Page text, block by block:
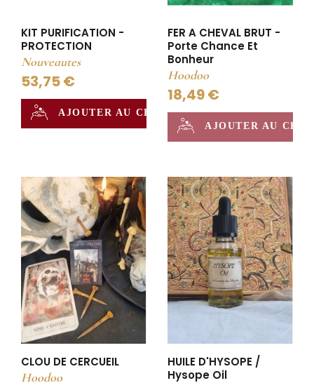
KIT PURIFICATION -
PROTECTION
Nouveautes
53,75 €
AJOUTER AU CHAUDRON
FER A CHEVAL BRUT -
Porte Chance Et
Bonheur
Hoodoo
18,49 €
AJOUTER AU
CLOU DE CERCUEIL
Hoodoo
HUILE D'HYSOPE /
Hysope Oil